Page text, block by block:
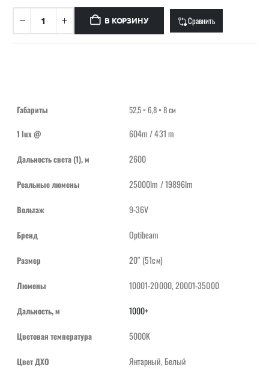
В КОРЗИНУ Сравнить
Габариты
52,5 × 6,8 × 8 см
1 lux @
604m / 431 m
Дальность света (1), м 2600
Реальные люмены 25000lm / 19896lm
Вольтаж 9-36V
Бренд Optibeam
Размер 20″ (51см)
Люмены 10001-20000, 20001-35000
Дальность, м 1000+
Цветовая температура 5000K
Цвет ДХО Янтарный, Белый